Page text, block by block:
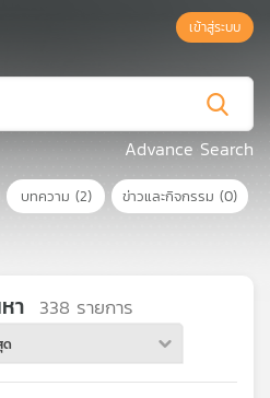
เข้าสู่ระบบ
Advance Search
บทความ (2) ข่าวและกิจกรรม (0)
า 338 รายการ
ด